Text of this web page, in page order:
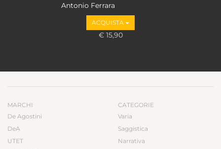
Antonio Ferrara
ACQUISTA
€ 15,90
MARCHI
De Agostini
DeA
UTET
CATEGORIE
Varia
Saggistica
Narrativa